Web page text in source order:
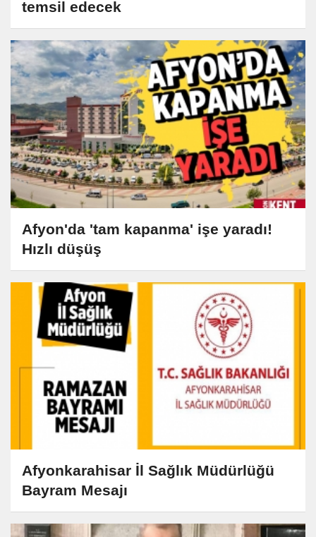
temsil edecek
Afyon'da 'tam kapanma' işe yaradı!
Hızlı düşüş
Afyonkarahisar İl Sağlık Müdürlüğü
Bayram Mesajı